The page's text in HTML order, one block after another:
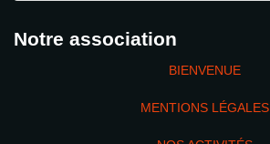
Notre association
BIENVENUE
MENTIONS LÉGALES